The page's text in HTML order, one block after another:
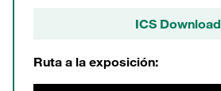
ICS Download
Ruta a la exposición: